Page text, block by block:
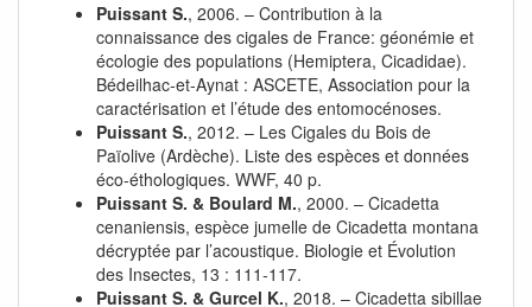
Puissant S., 2006. – Contribution à la
connaissance des cigales de France: géonémie et
écologie des populations (Hemiptera, Cicadidae).
Bédeilhac-et-Aynat : ASCETE, Association pour la
caractérisation et l’étude des entomocénoses.
Puissant S., 2012. – Les Cigales du Bois de
Païolive (Ardèche). Liste des espèces et données
éco-éthologiques. WWF, 40 p.
Puissant S. & Boulard M., 2000. – Cicadetta
cenaniensis, espèce jumelle de Cicadetta montana
décryptée par l’acoustique. Biologie et Évolution
des Insectes, 13 : 111‑117.
Puissant S. & Gurcel K., 2018. – Cicadetta sibillae